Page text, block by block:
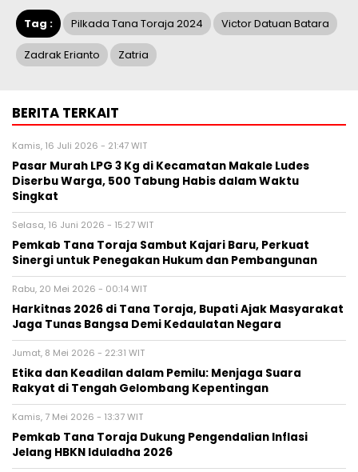
Tag : Pilkada Tana Toraja 2024 Victor Datuan Batara
Zadrak Erianto Zatria
BERITA TERKAIT
Kamis, 16 Juli 2026 - 21:47 WIT
Pasar Murah LPG 3 Kg di Kecamatan Makale Ludes
Diserbu Warga, 500 Tabung Habis dalam Waktu
Singkat
Selasa, 16 Juni 2026 - 15:27 WIT
Pemkab Tana Toraja Sambut Kajari Baru, Perkuat
Sinergi untuk Penegakan Hukum dan Pembangunan
Rabu, 20 Mei 2026 - 00:14 WIT
Harkitnas 2026 di Tana Toraja, Bupati Ajak Masyarakat
Jaga Tunas Bangsa Demi Kedaulatan Negara
Jumat, 8 Mei 2026 - 22:31 WIT
Etika dan Keadilan dalam Pemilu: Menjaga Suara
Rakyat di Tengah Gelombang Kepentingan
Kamis, 7 Mei 2026 - 13:37 WIT
Pemkab Tana Toraja Dukung Pengendalian Inflasi
Jelang HBKN Iduladha 2026